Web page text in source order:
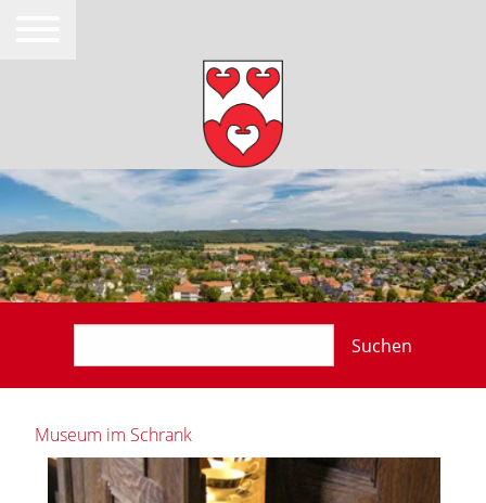
Suchen
Museum im Schrank